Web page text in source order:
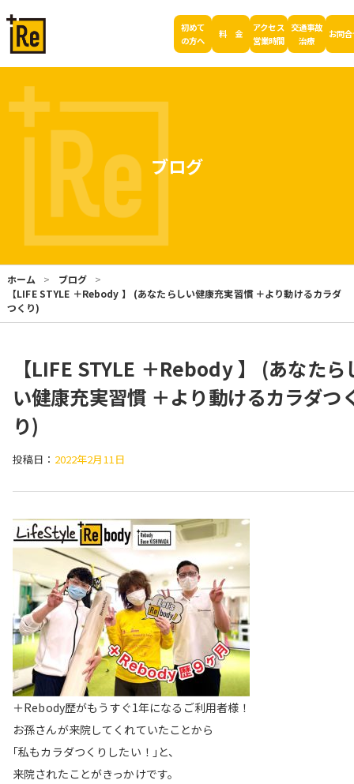
初めて
の方へ
料 金
アクセス
営業時間
交通事故
治療
お問
ブログ
ホーム
ブログ
【LIFE STYLE ＋Rebody 】 (あなたらしい健康充実習慣 ＋より動けるカラダ
つくり)
【LIFE STYLE ＋Rebody 】 (あなたら
い健康充実習慣 ＋より動けるカラダつ
り)
投稿日： 2022年2月11日
＋Rebody歴がもうすぐ1年になるご利用者様！
お孫さんが来院してくれていたことから
｢私もカラダつくりしたい！｣と、
来院されたことがきっかけです。